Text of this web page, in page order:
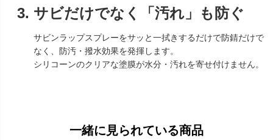
サビだけでなく「汚れ」も防ぐ
サビンラップスプレーをサッと一拭きするだけで防錆だけで
なく、防汚・撥水効果を発揮します。
シリコーンのクリアな塗膜が水分・汚れを寄せ付けません。
一緒に見られている商品